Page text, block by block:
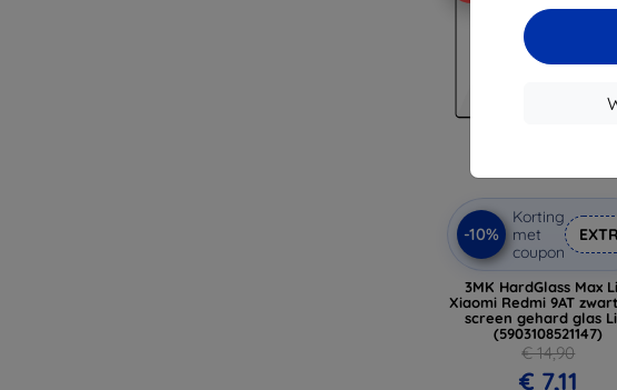
-10%
Korting
met
coupon
3MK HardGlass Max
Xiaomi Redmi 9AT
screen gehard glas
(5903108521147)
€ 14,90
€ 7,11